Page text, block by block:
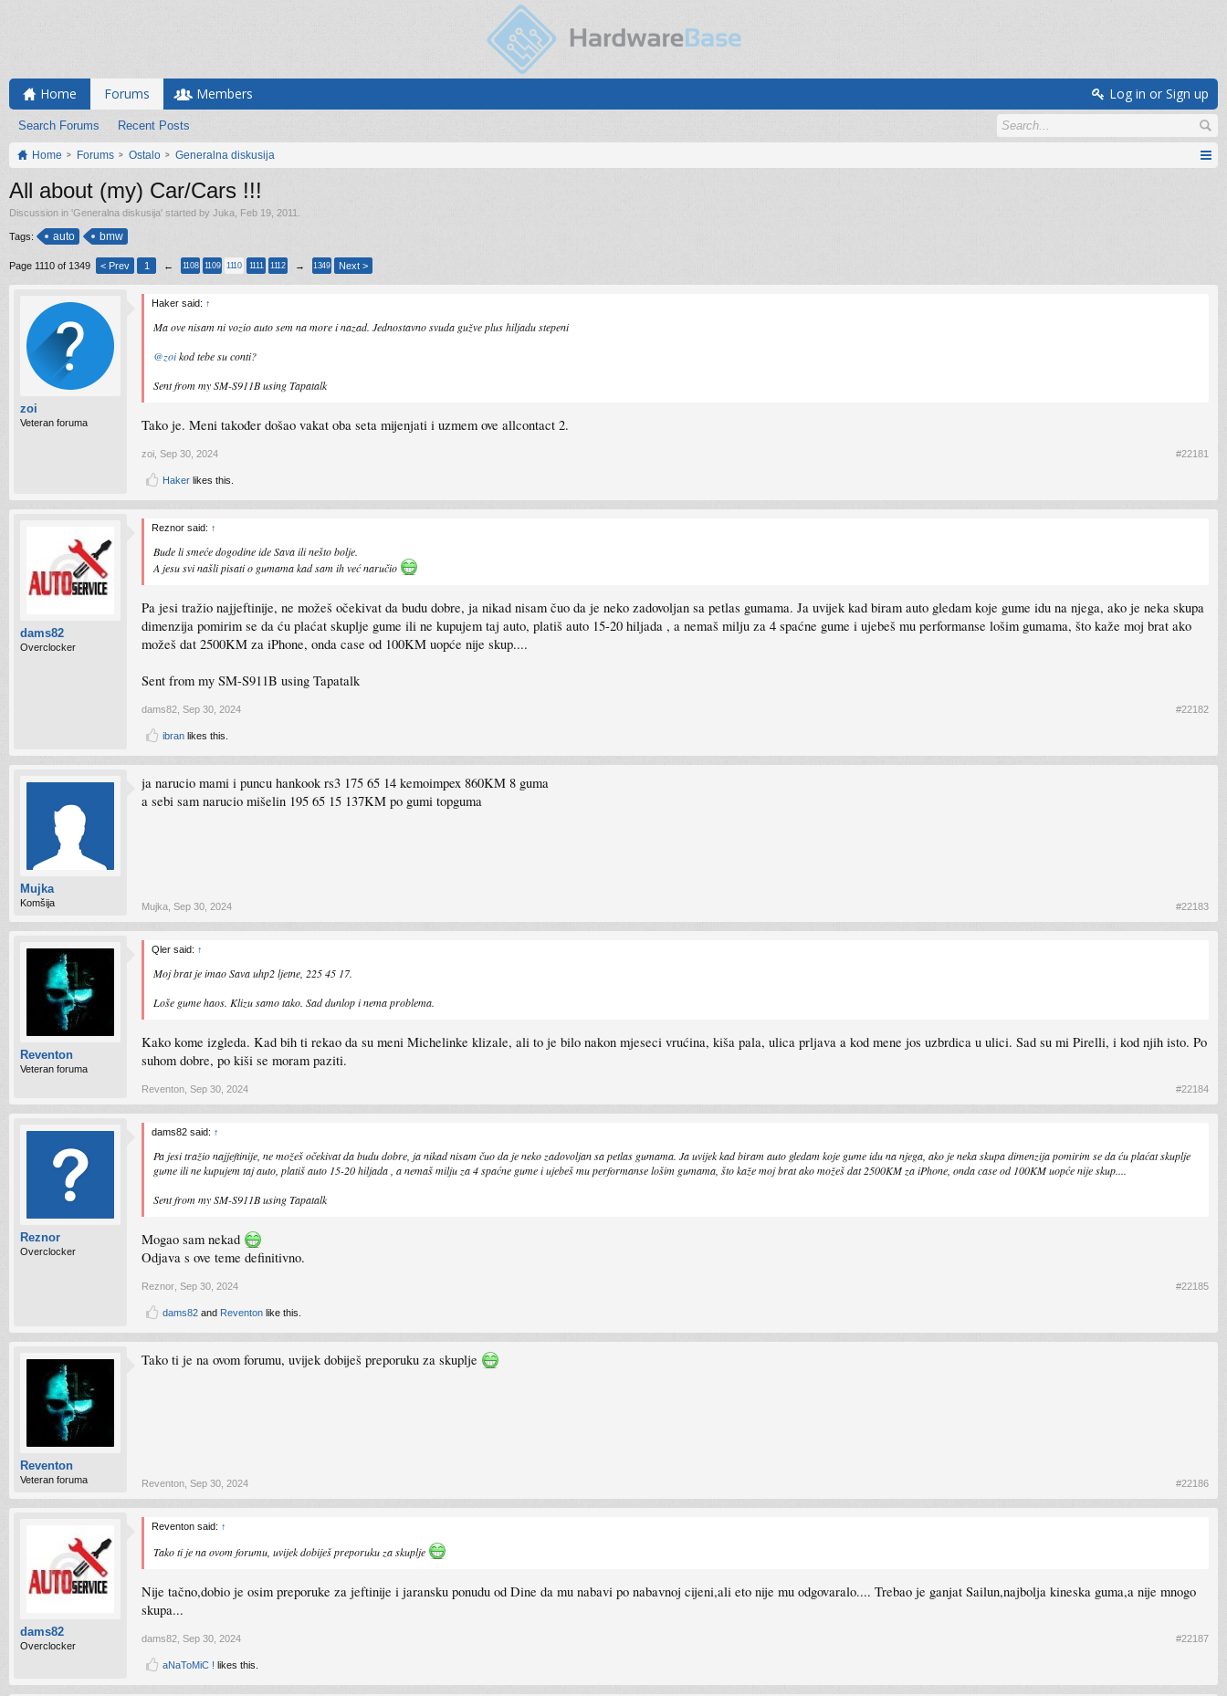
Home Forums
Search Forums Recent Posts
Members Log in or Sign up
Home Forums Ostalo Generalna diskusija
All about (my) Car/Cars !!!
Discussion in 'Generalna diskusija' started by Juka Feb 19, 2011
Tags: auto bmw
Page 1110 of 1349 < Prev 1 ← 1108 1109 1110 1111 1112 → 1349 Next >
zoi
Veteran foruma
Haker said: ↑
Ma ove nisam ni vozio auto sem na more i nazad. Jednostavno svuda gužve plus hiljadu stepeni
@zoikod tebe su conti?
Sent from my SM-S911B using Tapatalk
Tako je. Meni također došao vakat oba seta mijenjati i uzmem ove allcontact 2.
zoi Sep 30, 2024 #22181
Haker likes this.
dams82
Overclocker
Reznor said: ↑
Bude li smeće dogodine ide Sava ili nešto bolje.
A jesu svi našli pisati o gumama kad sam ih već naručio
Pa jesi tražio najjeftinije, ne možeš očekivat da budu dobre, ja nikad nisam čuo da je neko zadovoljan sa petlas gumama. Ja uvijek kad biram auto gledam koje gume idu na njega, ako je neka skupa
dimenzija pomirim se da ću plaćat skuplje gume ili ne kupujem taj auto, platiš auto 15-20 hiljada , a nemaš milju za 4 spaćne gume i ujebeš mu performanse lošim gumama, što kaže moj brat ako
možeš dat 2500KM za iPhone, onda case od 100KM uopće nije skup....
Sent from my SM-S911B using Tapatalk
dams82 Sep 30, 2024 #22182
ibran likes this.
Mujka
Komšija
ja narucio mami i puncu hankook rs3 175 65 14 kemoimpex 860KM 8 guma
a sebi sam narucio mišelin 195 65 15 137KM po gumi topguma
Mujka Sep 30, 2024 #22183
Reventon
Veteran foruma
Qler said: ↑
Moj brat je imao Sava uhp2 ljetne, 225 45 17.
Loše gume haos. Klizu samo tako. Sad dunlop i nema problema.
Kako kome izgleda. Kad bih ti rekao da su meni Michelinke klizale, ali to je bilo nakon mjeseci vrućina, kiša pala, ulica prljava a kod mene jos uzbrdica u ulici. Sad su mi Pirelli, i kod njih isto. Po
suhom dobre, po kiši se moram paziti.
Reventon Sep 30, 2024 #22184
Reznor
Overclocker
dams82 said: ↑
Pa jesi tražio najjeftinije, ne možeš očekivat da budu dobre, ja nikad nisam čuo da je neko zadovoljan sa petlas gumama. Ja uvijek kad biram auto gledam koje gume idu na njega, ako je neka skupa dimenzija pomirim se da ću plaćat skuplje
gume ili ne kupujem taj auto, platiš auto 15-20 hiljada , a nemaš milju za 4 spaćne gume i ujebeš mu performanse lošim gumama, što kaže moj brat ako možeš dat 2500KM za iPhone, onda case od 100KM uopće nije skup....
Sent from my SM-S911B using Tapatalk
Mogao sam nekad
Odjava s ove teme definitivno.
Reznor Sep 30, 2024 #22185
dams82 and Reventon like this.
Reventon
Veteran foruma
Tako ti je na ovom forumu, uvijek dobiješ preporuku za skuplje
Reventon Sep 30, 2024 #22186
dams82
Overclocker
Reventon said: ↑
Tako ti je na ovom forumu, uvijek dobiješ preporuku za skuplje
Nije tačno,dobio je osim preporuke za jeftinije i jaransku ponudu od Dine da mu nabavi po nabavnoj cijeni,ali eto nije mu odgovaralo.... Trebao je ganjat Sailun,najbolja kineska guma,a nije mnogo
skupa...
dams82 Sep 30, 2024 #22187
aNaToMiC ! likes this.